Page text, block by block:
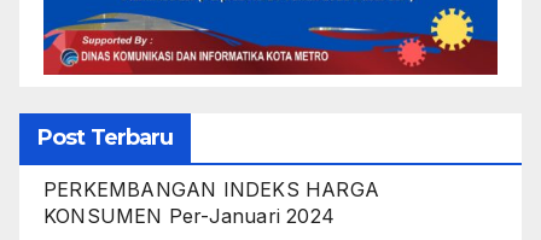
Post Terbaru
PERKEMBANGAN INDEKS HARGA
KONSUMEN Per-Januari 2024